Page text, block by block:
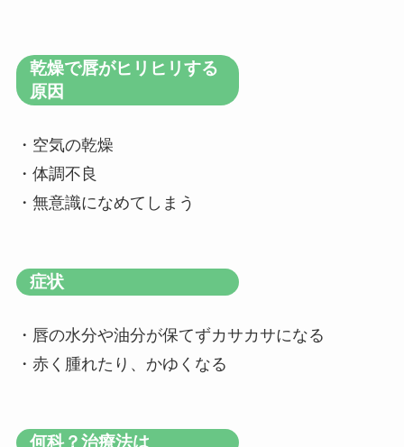
乾燥で唇がヒリヒリする
原因
・空気の乾燥
・体調不良
・無意識になめてしまう
症状
・唇の水分や油分が保てずカサカサになる
・赤く腫れたり、かゆくなる
何科？治療法は